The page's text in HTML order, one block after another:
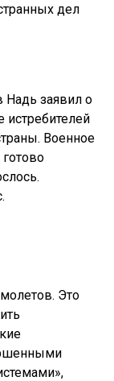
дел
Надь заявил о
истребителей
Военное
Это